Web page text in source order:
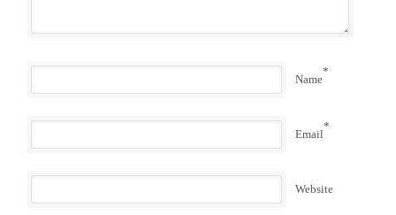
Name
*
Email
*
Website